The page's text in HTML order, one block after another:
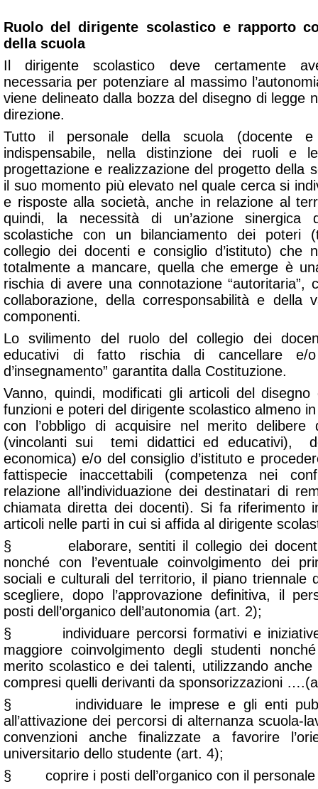
Ruolo del dirigente scolastico e rapporto
della scuola
Il dirigente scolastico deve certamente
necessaria per potenziare al massimo
viene delineato dalla bozza del disegno di legge
direzione.
Tutto il personale della scuola (docente
indispensabile, nella distinzione dei ruoli e
progettazione e realizzazione del progetto della
il suo momento più elevato nel quale cerca si
e risposte alla società, anche in relazione al
quindi, la necessità di un’azione sinergica
scolastiche con un bilanciamento dei poteri
collegio dei docenti e consiglio d’istituto) che
totalmente a mancare, quella che emerge è
rischia di avere una connotazione “autoritaria”,
collaborazione, della corresponsabilità e della
componenti.
Lo svilimento del ruolo del collegio dei
educativi di fatto rischia di cancellare e/
d’insegnamento” garantita dalla Costituzione.
Vanno, quindi, modificati gli articoli del
funzioni e poteri del dirigente scolastico almeno
con l’obbligo di acquisire nel merito delibere
(vincolanti sui temi didattici ed educativi),
economica) e/o del consiglio d’istituto e
fattispecie inaccettabili (competenza nei
relazione all’individuazione dei destinatari di
chiamata diretta dei docenti). Si fa riferimento
articoli nelle parti in cui si affida al dirigente
§ elaborare, sentiti il collegio dei docenti
nonché con l’eventuale coinvolgimento dei
sociali e culturali del territorio, il piano triennale
scegliere, dopo l’approvazione definitiva, il
posti dell’organico dell’autonomia (art. 2);
§ individuare percorsi formativi e
maggiore coinvolgimento degli studenti
merito scolastico e dei talenti, utilizzando
compresi quelli derivanti da sponsorizzazioni
§ individuare le imprese e gli enti
all’attivazione dei percorsi di alternanza scuola-
convenzioni anche finalizzate a favorire
universitario dello studente (art. 4);
§ coprire i posti dell’organico con il personale